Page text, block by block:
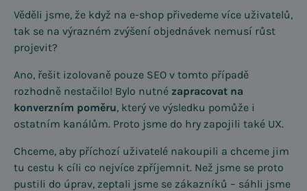
Věděli jsme, že když na e-shop přivedeme více uživatelů,
tak se na výrazném zvýšení objednávek nemusí růst
projevit?
Ano, řešit izolovaně pouze SEO v tomto případě
rozhodně nestačilo! Bylo nutné zapracovat na
konverzním poměru, který ve výsledku pomůže i
ostatním kanálům. Proto jsme do hry zapojili také UX.
Chceme, aby příchozí uživatelé nakoupili a chceme jim
tu cestu k cíli co nejvíce zpříjemnit. Než jsme se proto
pustili do úprav, zeptali jsme se zákazníků – sáhli jsme